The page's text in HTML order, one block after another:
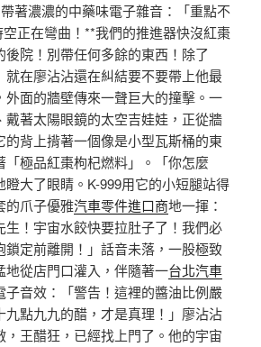
著濃濃的中藥味電子雜音：「重點不
正在彎曲！**我們的推進器快沒紅棗
後院！別帶任何多餘的東西！除了
在廖沾沾還在糾結要不要帶上他最
外面的牆壁傳來一聲巨大的撞擊。一
戴著太陽眼鏡的太空吉娃娃，正從牆
的背上揹著一個像是小型瓦斯桶的東
「極品紅棗枸杞燃料」。「你怎麼
大了眼睛。K-999用它的小短腿站得
的爪子優雅汽車零件進口商地一揮：
生！宇宙水餃快要拉肚子了！我們必
鎖定前離開！」話音未落，一股極致
地從店門口灌入，伴隨著一台北汽車
子音效：「警告！這裡的醬油比例嚴
九點九九的醋，才是真理！」廖沾沾
，王醋狂，已經找上門了。他的宇宙